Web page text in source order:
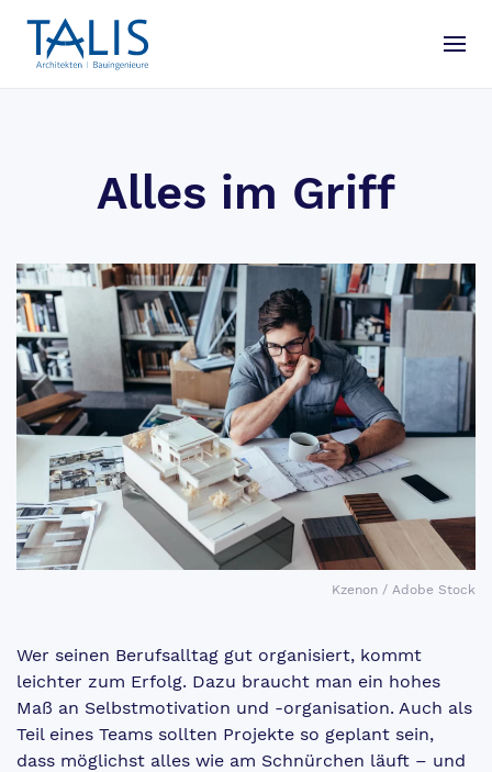
Alles im Griff
Kzenon / Adobe Stock
Wer seinen Berufsalltag gut organisiert, kommt
leichter zum Erfolg. Dazu braucht man ein hohes
Maß an Selbstmotivation und -organisation. Auch als
Teil eines Teams sollten Projekte so geplant sein,
dass möglichst alles wie am Schnürchen läuft – und